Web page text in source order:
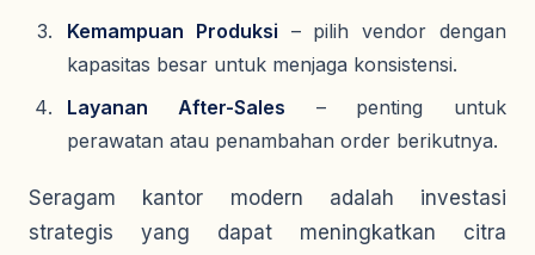
Kemampuan Produksi – pilih vendor dengan
kapasitas besar untuk menjaga konsistensi.
Layanan After-Sales – penting untuk
perawatan atau penambahan order berikutnya.
Seragam kantor modern adalah investasi
strategis yang dapat meningkatkan citra